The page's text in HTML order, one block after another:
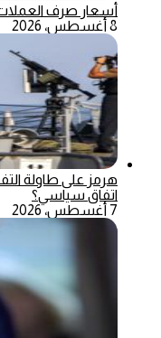
أسعار صرف
8 أغسطس، 2026
هرمز على طاولة
اتفاق سياسي؟
7 أغسطس، 2026